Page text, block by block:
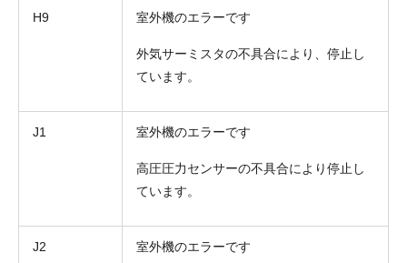
H9 室外機のエラーです
外気サーミスタの不具合により、停止し
ています。
J1 室外機のエラーです
高圧圧力センサーの不具合により停止し
ています。
J2 室外機のエラーです